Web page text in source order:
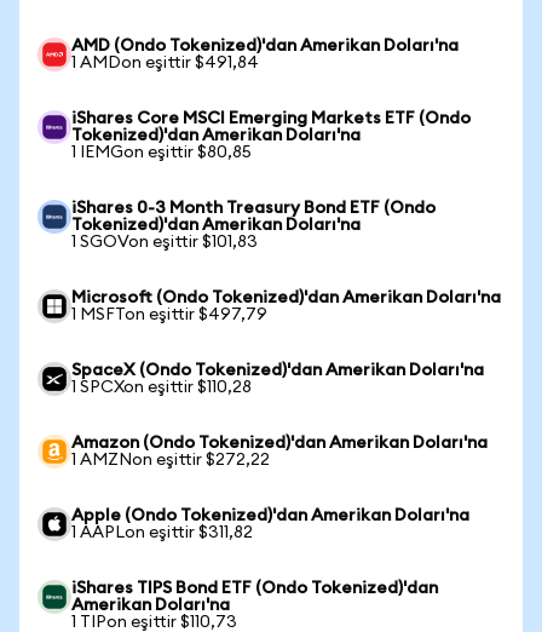
AMD (Ondo Tokenized)'dan Amerikan Doları'na
1 AMDon eşittir $491,84
iShares Core MSCI Emerging Markets ETF (Ondo
Tokenized)'dan Amerikan Doları'na
1 IEMGon eşittir $80,85
iShares 0-3 Month Treasury Bond ETF (Ondo
Tokenized)'dan Amerikan Doları'na
1 SGOVon eşittir $101,83
Microsoft (Ondo Tokenized)'dan Amerikan Doları'na
1 MSFTon eşittir $497,79
SpaceX (Ondo Tokenized)'dan Amerikan Doları'na
1 SPCXon eşittir $110,28
Amazon (Ondo Tokenized)'dan Amerikan Doları'na
1 AMZNon eşittir $272,22
Apple (Ondo Tokenized)'dan Amerikan Doları'na
1 AAPLon eşittir $311,82
iShares TIPS Bond ETF (Ondo Tokenized)'dan
Amerikan Doları'na
1 TIPon eşittir $110,73